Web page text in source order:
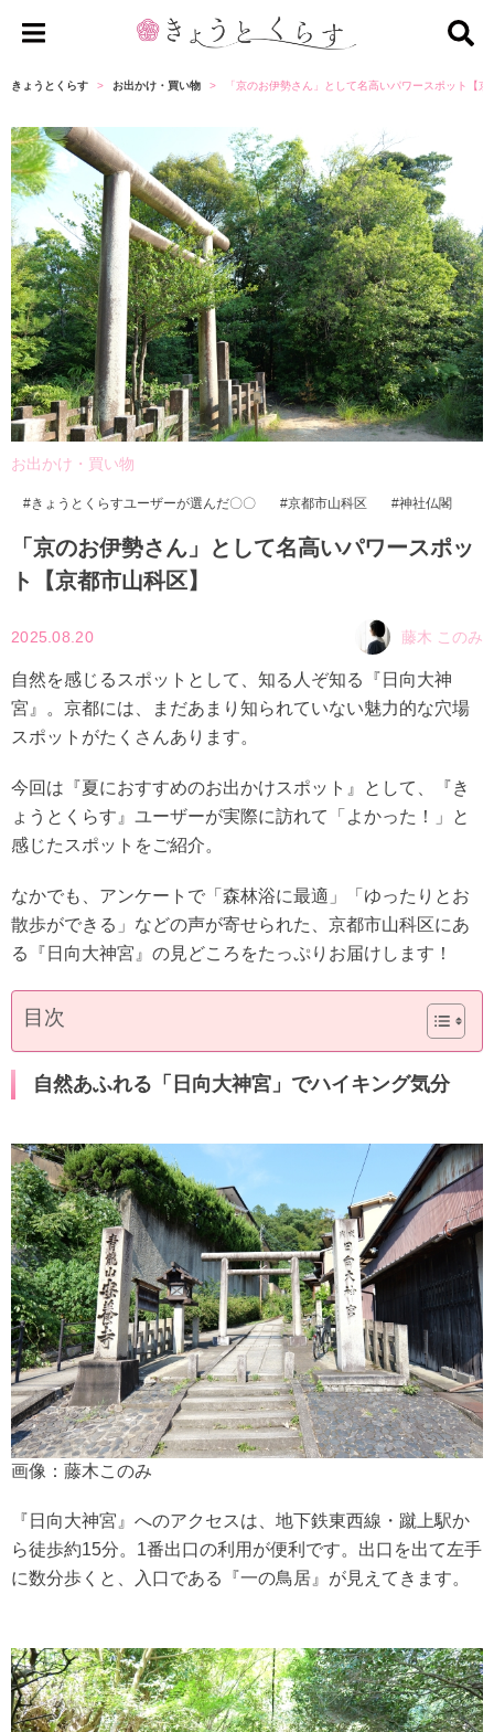
ょ
く
ら
す
きょうとくらす お出かけ・買い物 「京のお伊勢さん」として名高いパワースポット【京
お出かけ・買い物
きょうとくらすユーザーが選んだ〇〇 京都市山科区 神社仏閣
「京のお伊勢さん」として名高いパワースポッ
ト【京都市山科区】
2025.08.20 藤木 このみ
自然を感じるスポットとして、知る人ぞ知る『日向大神
宮』。京都には、まだあまり知られていない魅力的な穴場
スポットがたくさんあります。
今回は『夏におすすめのお出かけスポット』として、『き
ょうとくらす』ユーザーが実際に訪れて「よかった！」と
感じたスポットをご紹介。
なかでも、アンケートで「森林浴に最適」「ゆったりとお
散歩ができる」などの声が寄せられた、京都市山科区にあ
る『日向大神宮』の見どころをたっぷりお届けします！
目次
自然あふれる「日向大神宮」でハイキング気分
画像：藤木このみ
『日向大神宮』へのアクセスは、地下鉄東西線・蹴上駅か
ら徒歩約15分。1番出口の利用が便利です。出口を出て左手
に数分歩くと、入口である『一の鳥居』が見えてきます。